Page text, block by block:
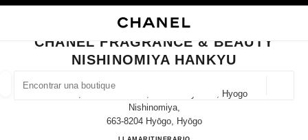
BUSCAR UNA BOUTIQUE
las sugerencias se muestran debajo de esta barra de búsqueda
0 Sugerencias disponibles
CERRAR TARJETA DE BOUTIQUE CHANEL FRAGRANCE & BEAUTY
CHANEL FRAGRANCE & BEAUTY
NISHINOMIYA HANKYU
14-1, Takamatsu-Cho, Nishinomiya-Shi, Hyogo
Nishinomiya,
663-8204 Hyōgo, Hyōgo